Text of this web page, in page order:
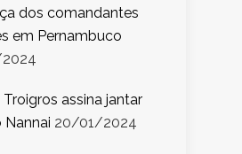
dos comandantes
em Pernambuco
assina jantar
Nannai 20/01/2024